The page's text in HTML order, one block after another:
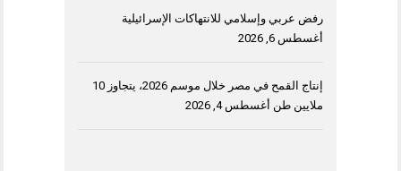
رفض عربي وإسلامي للانتهاكات الإسرائيلية
أغسطس 6, 2026
إنتاج القمح في مصر خلال موسم 2026، يتجاوز 10
ملايين طن أغسطس 4, 2026